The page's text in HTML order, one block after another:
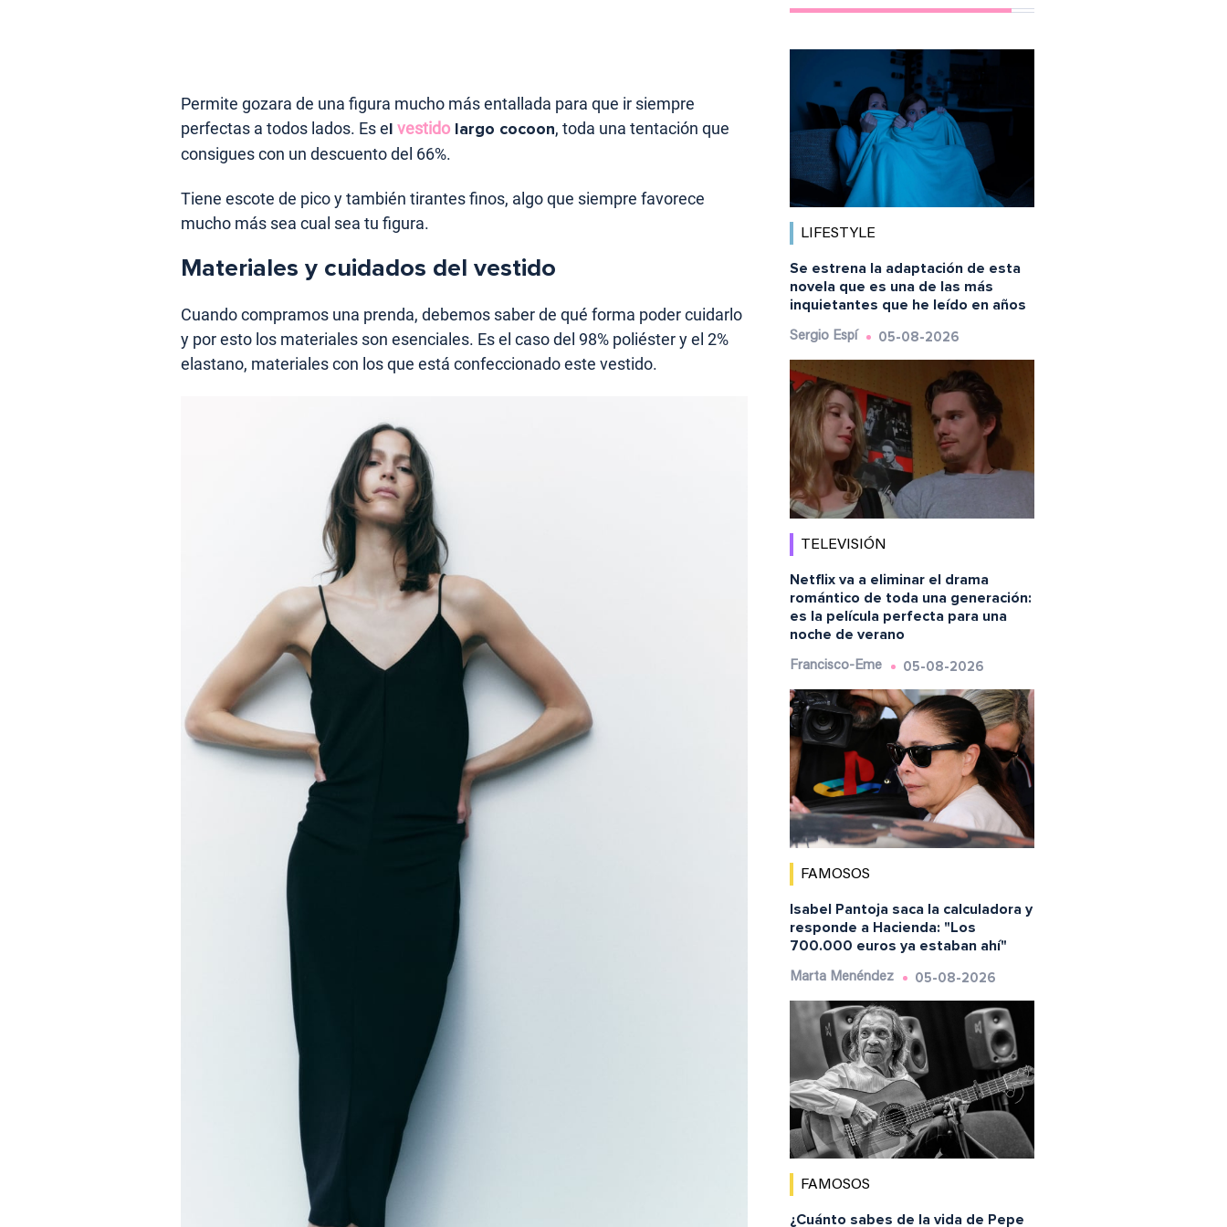
Permite gozara de una figura mucho más entallada para que ir siempre
perfectas a todos lados. Es el vestido largo cocoon, toda una tentación que
consigues con un descuento del 66%.
Tiene escote de pico y también tirantes finos, algo que siempre favorece
mucho más sea cual sea tu figura.
Materiales y cuidados del vestido
Cuando compramos una prenda, debemos saber de qué forma poder cuidarlo
y por esto los materiales son esenciales. Es el caso del 98% poliéster y el 2%
elastano, materiales con los que está confeccionado este vestido.
LIFESTYLE
Se estrena la adaptación de esta
novela que es una de las más
inquietantes que he leído en años
Sergio Espí 05-08-2026
TELEVISIÓN
Netflix va a eliminar el drama
romántico de toda una generación:
es la película perfecta para una
noche de verano
Francisco-Eme 05-08-2026
FAMOSOS
Isabel Pantoja saca la calculadora y
responde a Hacienda: "Los
700.000 euros ya estaban ahí"
Marta Menéndez 05-08-2026
FAMOSOS
¿Cuánto sabes de la vida de Pepe